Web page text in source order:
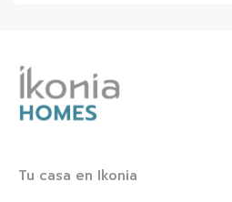
Tu casa en Ikonia